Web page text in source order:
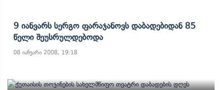
9 Იანვარს Სერგო Ფარაჯანოვს Დაბადებიდან 85
Წელი Შეუსრულდებოდა
08 იანვარი 2008, 19:18